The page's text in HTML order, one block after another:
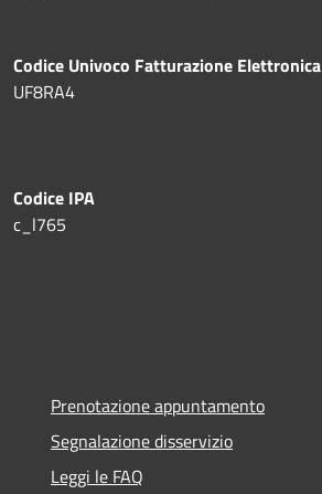
Codice Univoco Fatturazione Elettronica
UF8RA4
Codice IPA
c_l765
Prenotazione appuntamento
Segnalazione disservizio
Leggi le FAQ